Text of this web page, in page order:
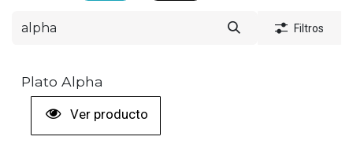
Filtros
Plato Alpha
Ver producto